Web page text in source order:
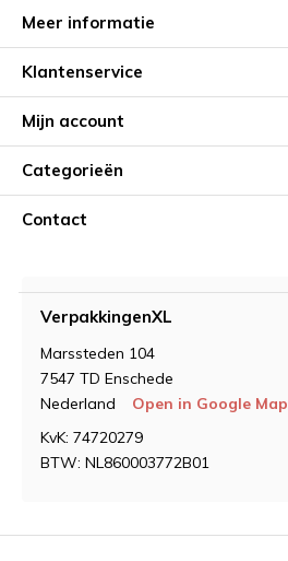
Meer informatie
Klantenservice
Mijn account
Categorieën
Contact
VerpakkingenXL
Marssteden 104
7547 TD Enschede
Nederland
Open in Google
KvK: 74720279
BTW: NL860003772B01